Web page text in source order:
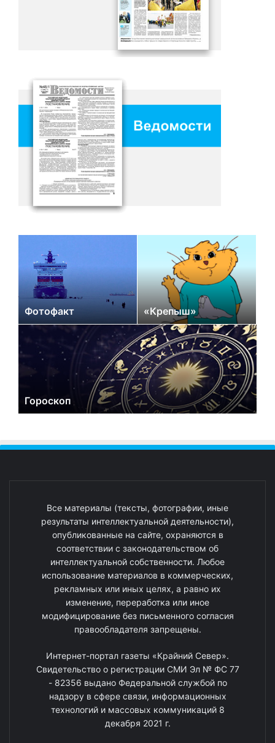
Фотофакт «Крепыш»
Гороскоп
Все материалы (тексты, фотографии, иные
результаты интеллектуальной деятельности),
опубликованные на сайте, охраняются в
соответствии с законодательством об
интеллектуальной собственности. Любое
использование материалов в коммерческих,
рекламных или иных целях, а равно их
изменение, переработка или иное
модифицирование без письменного согласия
правообладателя запрещены.
Интернет-портал газеты «Крайний Север».
Свидетельство о регистрации СМИ Эл № ФС 77
- 82356 выдано Федеральной службой по
надзору в сфере связи, информационных
технологий и массовых коммуникаций 8
декабря 2021 г.